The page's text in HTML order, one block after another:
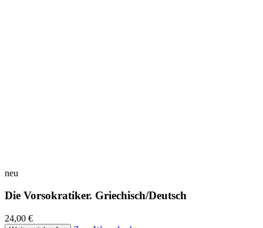
neu
Die Vorsokratiker. Griechisch/Deutsch
24,00 €